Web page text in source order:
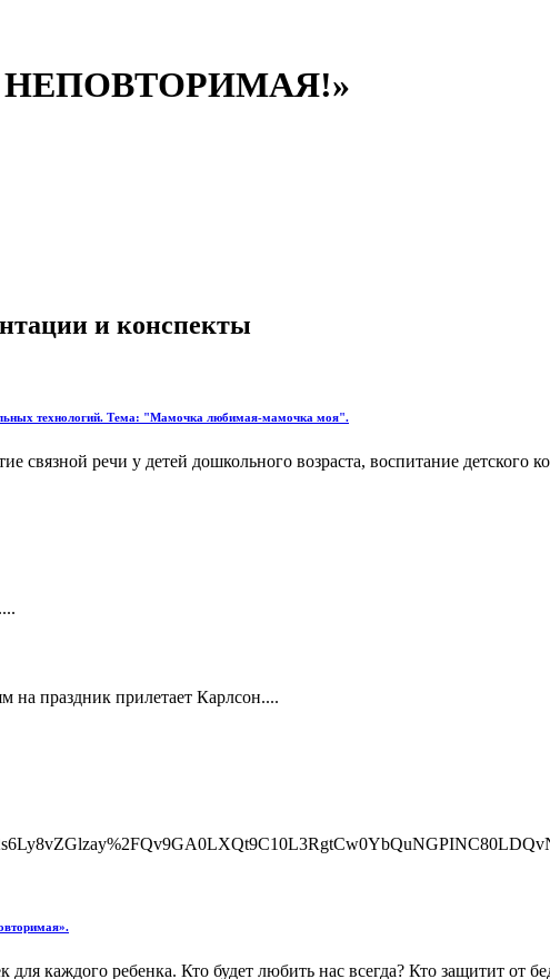
и конспекты
технологий. Тема: "Мамочка любимая-мамочка моя".
связной речи у детей дошкольного возраста, воспитание детского
на праздник прилетает Карлсон....
каждого ребенка. Кто будет любить нас всегда? Кто защитит от